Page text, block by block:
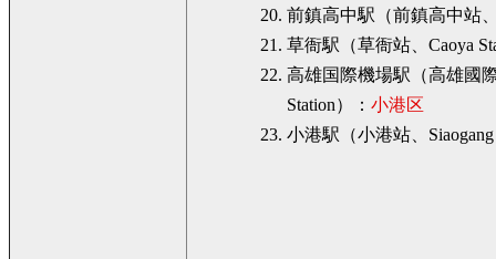
前鎮高中駅（前鎮高中站
草衙駅（草衙站、Caoya
高雄国際機場駅（高雄國
Station）： 小港区
小港駅（小港站、